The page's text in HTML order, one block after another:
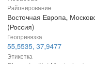
Районирование
Восточная Европа,
(Россия)
Геопривязка
55,5535, 37,9477
Этикетка